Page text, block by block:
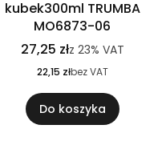
kubek300ml TRUMBA
MO6873-06
27,25 złz 23% VAT
22,15 złbez VAT
Do koszyka